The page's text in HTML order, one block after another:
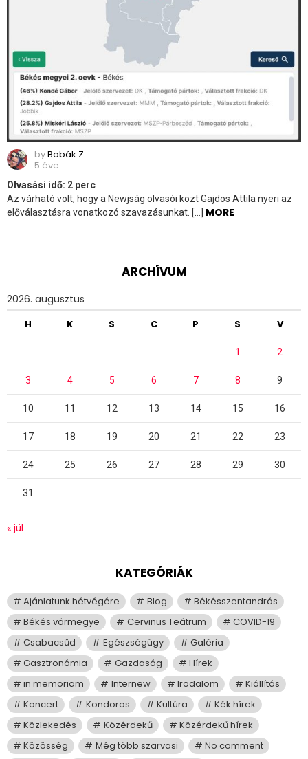
byBabák Z
5 éve
Olvasási idő: 2 perc
Az várható volt, hogy a Newjság olvasói közt Gajdos Attila nyeri az
előválasztásra vonatkozó szavazásunkat. […] MORE
ARCHÍVUM
2026. augusztus
H K S C P S V
1 2
3 4 5 6 7 8 9
10 11 12 13 14 15 16
17 18 19 20 21 22 23
24 25 26 27 28 29 30
31
« júl
KATEGÓRIÁK
Ajánlatunk hétvégére Blog
Békésszentandrás
Békés vármegye
Cervinus Teátrum
COVID-19
Csabacsűd
Egészségügy
Galéria
Gasztronómia
Gazdaság
Hírek
in memoriam
Internew Irodalom
Kiállítás
Koncert
Kondoros Kultúra
Kék hírek
Közlekedés
Közérdekű
Közérdekű hírek
Közösség
Még több szarvasi
No comment